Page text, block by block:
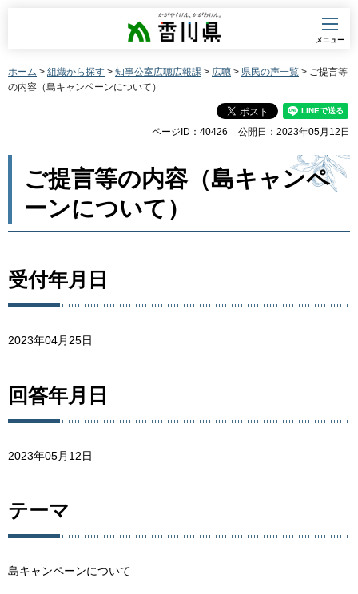
香川県
メニュー
ホーム > 組織から探す > 知事公室広聴広報課 > 広聴 > 県民の声一覧 > ご提言等
の内容（島キャンペーンについて）
ページID：40426 公開日：2023年05月12日
ご提言等の内容（島キャンペ
ーンについて）
受付年月日
2023年04月25日
回答年月日
2023年05月12日
テーマ
島キャンペーンについて